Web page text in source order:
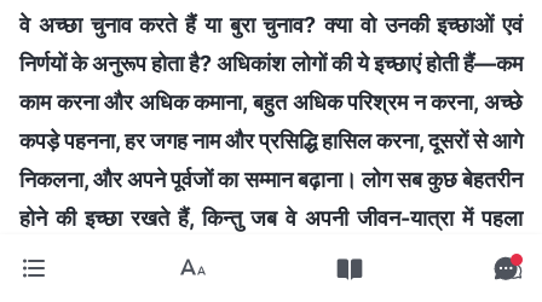
वे अच्छा चुनाव करते हैं या बुरा चुनाव? क्या वो उनकी इच्छाओं एवं
निर्णयों के अनुरूप होता है? अधिकांश लोगों की ये इच्छाएं होती हैं—कम
काम करना और अधिक कमाना, बहुत अधिक परिश्रम न करना, अच्छे
कपड़े पहनना, हर जगह नाम और प्रसिद्धि हासिल करना, दूसरों से आगे
निकलना, और अपने पूर्वजों का सम्मान बढ़ाना। लोग सब कुछ बेहतरीन
होने की इच्छा रखते हैं, किन्तु जब वे अपनी जीवन-यात्रा में पहला
कदम रखते हैं, तो उन्हें धीरे-धीरे समझ में आने लगता है कि मनुष्य का